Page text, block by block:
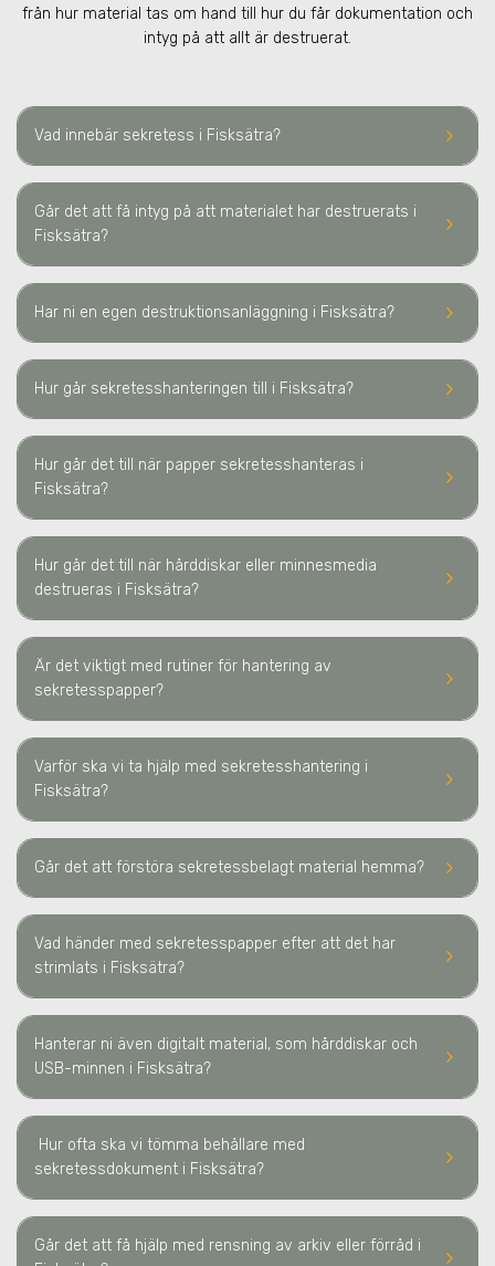
från hur material tas om hand till hur du får dokumentation och
intyg på att allt är destruerat.
keyboard_arrow_right
Vad innebär sekretess i Fisksätra?
keyboard_arrow_right
Går det att få intyg på att materialet har destruerats i
Fisksätra?
keyboard_arrow_right
Har ni en egen destruktionsanläggning i Fisksätra?
keyboard_arrow_right
Hur går sekretesshanteringen till i Fisksätra?
keyboard_arrow_right
Hur går det till när papper sekretesshanteras i
Fisksätra?
keyboard_arrow_right
Hur går det till när hårddiskar eller minnesmedia
destrueras i Fisksätra?
keyboard_arrow_right
Är det viktigt med rutiner för hantering av
sekretesspapper?
keyboard_arrow_right
Varför ska vi ta hjälp med sekretesshantering i
Fisksätra?
keyboard_arrow_right
Går det att förstöra sekretessbelagt material hemma?
keyboard_arrow_right
Vad händer med sekretesspapper efter att det har
strimlats i Fisksätra?
keyboard_arrow_right
Hanterar ni även digitalt material, som hårddiskar och
USB-minnen i Fisksätra?
keyboard_arrow_right
Hur ofta ska vi tömma behållare med
sekretessdokument i Fisksätra?
keyboard_arrow_right
Går det att få hjälp med rensning av arkiv eller förråd i